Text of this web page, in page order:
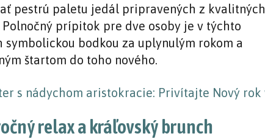
pestrú paletu jedál pripravených z kvalitných
Polnočný prípitok pre dve osoby je v týchto
symbolickou bodkou za uplynulým rokom a
štartom do toho nového.
relax a kráľovský brunch